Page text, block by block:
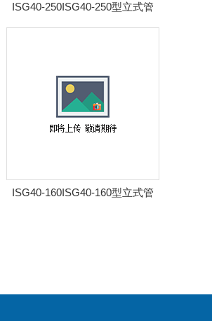
ISG40-250ISG40-250型立式管
道泵
ISG40-160ISG40-160型立式管